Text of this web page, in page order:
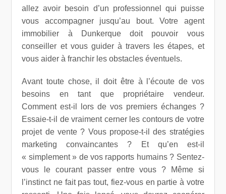
allez avoir besoin d’un professionnel qui puisse
vous accompagner jusqu’au bout. Votre agent
immobilier à Dunkerque doit pouvoir vous
conseiller et vous guider à travers les étapes, et
vous aider à franchir les obstacles éventuels.
Avant toute chose, il doit être à l’écoute de vos
besoins en tant que propriétaire vendeur.
Comment est-il lors de vos premiers échanges ?
Essaie-t-il de vraiment cerner les contours de votre
projet de vente ? Vous propose-t-il des stratégies
marketing convaincantes ? Et qu’en est-il
« simplement » de vos rapports humains ? Sentez-
vous le courant passer entre vous ? Même si
l’instinct ne fait pas tout, fiez-vous en partie à votre